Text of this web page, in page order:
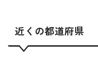
近くの都道府県